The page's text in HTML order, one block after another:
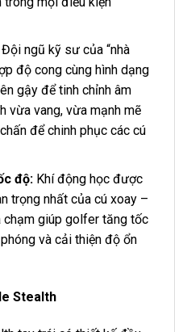
ngũ kỹ sư của “nhà
độ cong cùng hình dạng
gậy để tinh chỉnh âm
vừa vang, vừa mạnh mẽ
để chinh phục các cú
độ:Khí động học được
trọng nhất của cú xoay –
giúp golfer tăng tốc
và cải thiện độ ổn
Stealth